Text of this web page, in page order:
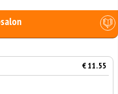
€ 11.55